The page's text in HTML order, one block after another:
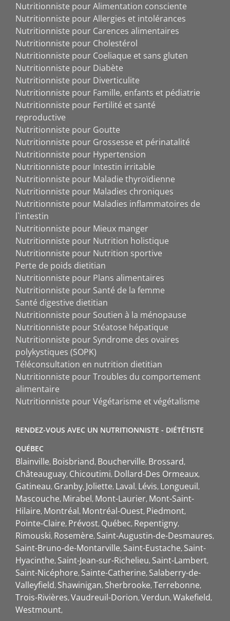
Nutritionniste pour Alimentation consciente
Nutritionniste pour Allergies et intolérances
Nutritionniste pour Carences alimentaires
Nutritionniste pour Cholestérol
Nutritionniste pour Coeliaque et sans gluten
Nutritionniste pour Diabète
Nutritionniste pour Diverticulite
Nutritionniste pour Famille, enfants et pédiatrie
Nutritionniste pour Fertilité et santé
reproductive
Nutritionniste pour Goutte
Nutritionniste pour Grossesse et périnatalité
Nutritionniste pour Hypertension
Nutritionniste pour Intestin irritable
Nutritionniste pour Maladie thyroïdienne
Nutritionniste pour Maladies chroniques
Nutritionniste pour Maladies inflammatoires de
l`intestin
Nutritionniste pour Mieux manger
Nutritionniste pour Nutrition holistique
Nutritionniste pour Nutrition sportive
Perte de poids dietitian
Nutritionniste pour Plans alimentaires
Nutritionniste pour Santé de la femme
Santé digestive dietitian
Nutritionniste pour Soutien à la ménopause
Nutritionniste pour Stéatose hépatique
Nutritionniste pour Syndrome des ovaires
polykystiques (SOPK)
Téléconsultation en nutrition dietitian
Nutritionniste pour Troubles du comportement
alimentaire
Nutritionniste pour Végétarisme et végétalisme
RENDEZ-VOUS AVEC UN NUTRITIONNISTE - DIÉTÉTISTE
QUÉBEC
Blainville Boisbriand Boucherville Brossard
Châteauguay Chicoutimi Dollard-Des Ormeaux
Gatineau Granby Joliette Laval Lévis Longueuil
Mascouche Mirabel Mont-Laurier Mont-Saint-
Hilaire Montréal Montréal-Ouest Piedmont
Pointe-Claire Prévost Québec Repentigny
Rimouski Rosemère Saint-Augustin-de-Desmaures
Saint-Bruno-de-Montarville Saint-Eustache Saint-
Hyacinthe Saint-Jean-sur-Richelieu Saint-Lambert
Saint-Nicéphore Sainte-Catherine Salaberry-de-
Valleyfield Shawinigan Sherbrooke Terrebonne
Trois-Rivières Vaudreuil-Dorion Verdun Wakefield
Westmount